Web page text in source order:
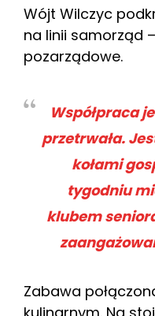
Wójt Wilczyc
na linii samorząd
pozarządowe.
Współpraca
przetrwała.
kołami
tygodniu
klubem
Zabawa